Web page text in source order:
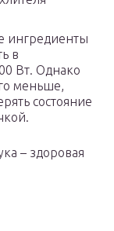
ингредиенты
в
Вт. Однако
меньше,
состояние
– здоровая